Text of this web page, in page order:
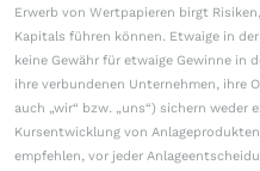
Erwerb von Wertpapieren birgt
Kapitals führen können. Etwaige in
keine Gewähr für etwaige Gewinne in
ihre verbundenen Unternehmen, ihre
auch „wir“ bzw. „uns“) sichern
Kursentwicklung von
empfehlen, vor jeder